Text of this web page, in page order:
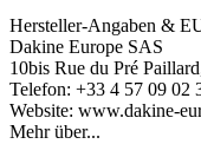
Hersteller-Angaben &
Dakine Europe SAS
10bis Rue du Pré
Telefon: +33 4 57 09 02
Website: www.dakine-
Mehr über...